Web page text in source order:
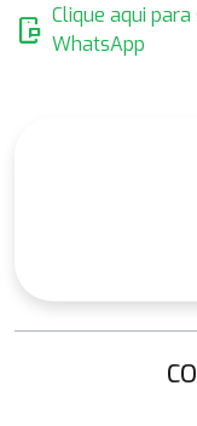
mobile_chat Clique aqui
WhatsApp